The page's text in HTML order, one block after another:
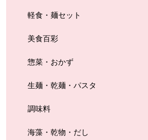
軽食・麺セット
美食百彩
惣菜・おかず
生麺・乾麺・パスタ
調味料
海藻・乾物・だし